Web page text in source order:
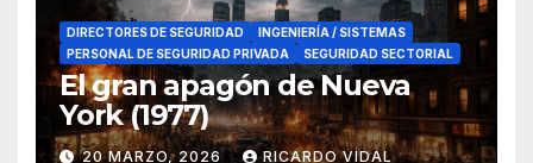
DIRECTORES DE SEGURIDAD
INGENIERÍA / SISTEMAS
PERSONAL DE SEGURIDAD PRIVADA
SEGURIDAD SECTORIAL
El gran apagón de Nueva
York (1977)
20 MARZO, 2026 RICARDO VIDAL